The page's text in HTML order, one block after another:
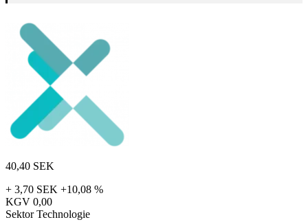
40,40 SEK
+ 3,70 SEK +10,08 %
KGV 0,00
Sektor Technologie